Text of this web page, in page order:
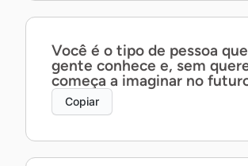
Você é o tipo de pessoa
gente conhece e, sem
começa a imaginar no
Copiar